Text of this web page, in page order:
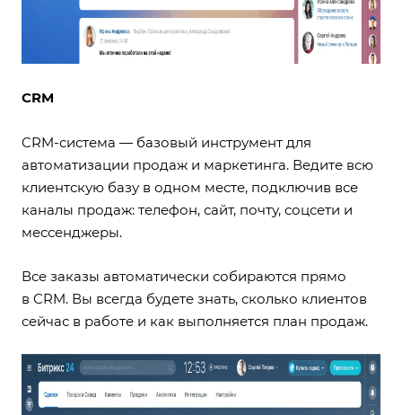
CRM
CRM-система — базовый инструмент для
автоматизации продаж и маркетинга. Ведите всю
клиентскую базу в одном месте, подключив все
каналы продаж: телефон, сайт, почту, соцсети и
мессенджеры.
Все заказы автоматически собираются прямо
в CRM. Вы всегда будете знать, сколько клиентов
сейчас в работе и как выполняется план продаж.